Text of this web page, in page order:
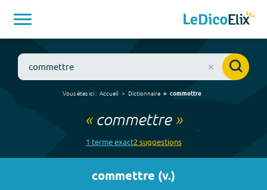
Vous êtes ici : Accueil Dictionnaire commettre
« commettre»
1 termeexact2 suggestions
commettre (v.)